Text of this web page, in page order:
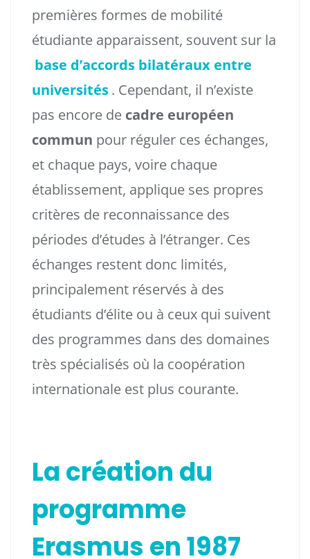
premières formes de mobilité
étudiante apparaissent, souvent sur la
base d’accords bilatéraux entre
universités. Cependant, il n’existe
pas encore de cadre européen
commun pour réguler ces échanges,
et chaque pays, voire chaque
établissement, applique ses propres
critères de reconnaissance des
périodes d’études à l’étranger. Ces
échanges restent donc limités,
principalement réservés à des
étudiants d’élite ou à ceux qui suivent
des programmes dans des domaines
très spécialisés où la coopération
internationale est plus courante.
La création du
programme
Erasmus en 1987